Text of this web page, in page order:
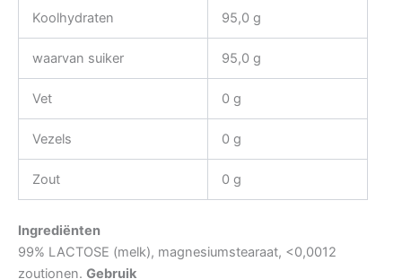
Koolhydraten 95,0 g
waarvan suiker 95,0 g
Vet 0 g
Vezels 0 g
Zout 0 g
Ingrediënten
99% LACTOSE (melk), magnesiumstearaat, <0,0012
zoutionen. Gebruik